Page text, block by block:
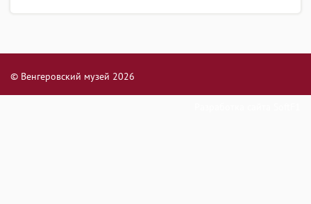
© Венгеровский музей 2026